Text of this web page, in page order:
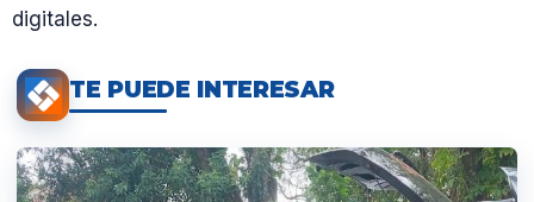
digitales.
TE PUEDE INTERESAR